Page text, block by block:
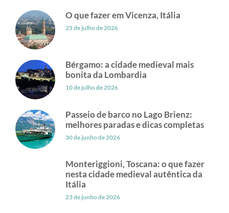
O que fazer em Vicenza, Itália
25 de julho de 2026
Bérgamo: a cidade medieval mais
bonita da Lombardia
10 de julho de 2026
Passeio de barco no Lago Brienz:
melhores paradas e dicas completas
30 de junho de 2026
Monteriggioni, Toscana: o que fazer
nesta cidade medieval autêntica da
Itália
23 de junho de 2026